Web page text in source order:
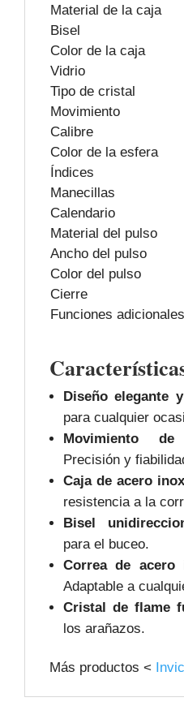
Material de la caja
Bisel
Color de la caja
Vidrio
Tipo de cristal
Movimiento
Calibre
Color de la esfera
Índices
Manecillas
Calendario
Material del pulso
Ancho del pulso
Color del pulso
Cierre
Funciones adicionales
Diseño elegante
para cualquier
Movimiento
Precisión y
Caja de acero
resistencia a la
Bisel
para el buceo.
Correa de acero
Adaptable a
Cristal de flame
los arañazos.
Más productos <